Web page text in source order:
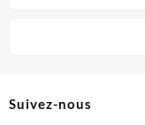
Suivez-nous